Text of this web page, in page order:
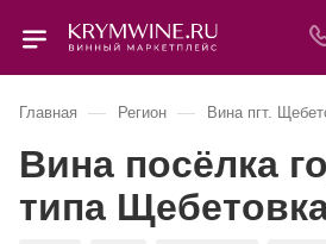
Главная — Регион — Вина пгт.
Вина посёлка
типа